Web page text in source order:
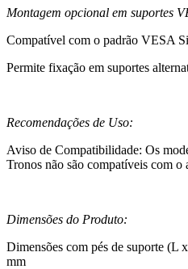
Montagem opcional em suportes
Compatível com o padrão VESA
Permite fixação em suportes
Recomendações de Uso:
Aviso de Compatibilidade: Os
Tronos não são compatíveis com
Dimensões do Produto:
Dimensões com pés de suporte
mm